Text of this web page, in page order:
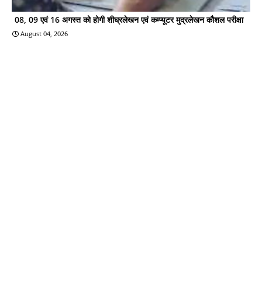
08, 09 एवं 16 अगस्त को होगी शीघ्रलेखन एवं कम्प्यूटर मुद्रलेखन कौशल परीक्षा
August 04, 2026